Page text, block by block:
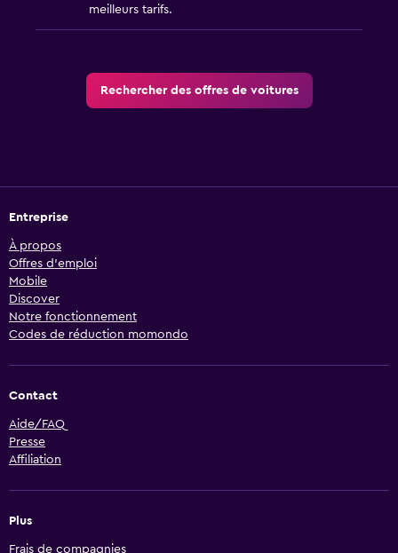
meilleurs tarifs.
Rechercher des offres de voitures
Entreprise
À propos
Offres d’emploi
Mobile
Discover
Notre fonctionnement
Codes de réduction momondo
Contact
Aide/FAQ
Presse
Affiliation
Plus
Frais de compagnies